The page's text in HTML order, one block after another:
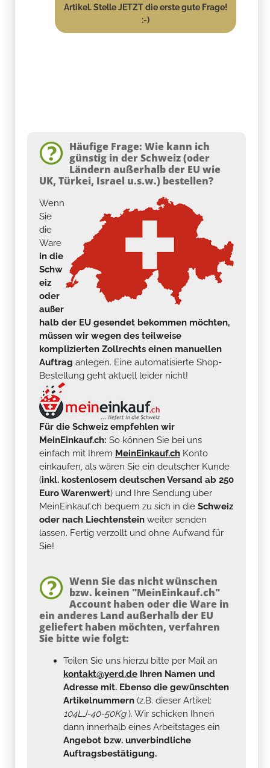
Artikel. Stelle JETZT die erste gute Frage!
:-)
Häufige Frage: Wie kann ich
günstig in der Schweiz (oder
Ländern außerhalb der EU wie
UK, Türkei, Israel u.s.w.) bestellen?
Wenn
Sie
die
Ware
in die
Schw
eiz
oder
außer
halb der EU gesendet bekommen möchten,
müssen wir wegen des teilweise
komplizierten Zollrechts einen manuellen
Auftrag anlegen. Eine automatisierte Shop-
Bestellung geht aktuell leider nicht!
Für die Schweiz empfehlen wir
MeinEinkauf.ch: So können Sie bei uns
einfach mit Ihrem MeinEinkauf.ch Konto
einkaufen, als wären Sie ein deutscher Kunde
(inkl. kostenlosem deutschen Versand ab 250
Euro Warenwert) und Ihre Sendung über
MeinEinkauf.ch bequem zu sich in die Schweiz
oder nach Liechtenstein weiter senden
lassen. Fertig verzollt und ohne Aufwand für
Sie!
Wenn Sie das nicht wünschen
bzw. keinen "MeinEinkauf.ch"
Account haben oder die Ware in
ein anderes Land außerhalb der EU
geliefert haben möchten, verfahren
Sie bitte wie folgt:
Teilen Sie uns hierzu bitte per Mail an
kontakt@yerd.de Ihren Namen und
Adresse mit. Ebenso die gewünschten
Artikelnummern (z.B. dieser Artikel:
104LJ-40-50Kg). Wir schicken Ihnen
dann innerhalb eines Arbeitstages ein
Angebot bzw. unverbindliche
Auftragsbestätigung.